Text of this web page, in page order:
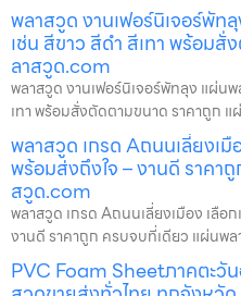
พลาสวูด งานเฟอร์นิเจอร์พั
เช่น สีขาว สีดำ สีเทา พร้อม
ลาสวูด.com
พลาสวูด งานเฟอร์นิเจอร์พัทลุง แผ่น
เทา พร้อมสั่งตัดตามขนาด ราคาถูก
พลาสวูด เกรด Aถนนเลี่ยงเ
พร้อมส่งถึงใจ – งานดี ราคา
สวูด.com
พลาสวูด เกรด Aถนนเลี่ยงเมือง เลื
งานดี ราคาถูก ครบจบที่เดียว แผ่นพ
PVC Foam Sheetภาคตะวั